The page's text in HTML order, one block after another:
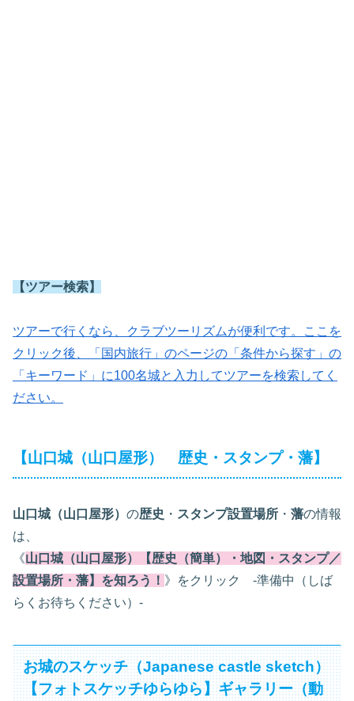
【ツアー検索】
ツアーで行くなら、クラブツーリズムが便利です。ここを
クリック後、「国内旅行」のページの「条件から探す」の
「キーワード」に100名城と入力してツアーを検索してく
ださい。
【山口城（山口屋形） 歴史・スタンプ・藩】
山口城（山口屋形） の歴史 ・ スタンプ設置場所 ・ 藩の情報
は、
《山口城（山口屋形）【歴史（簡単）・地図・スタンプ／
設置場所・藩】を知ろう！ 》をクリック -準備中（しば
らくお待ちください）-
お城のスケッチ（Japanese castle sketch）
【フォトスケッチゆらゆら】ギャラリー（動